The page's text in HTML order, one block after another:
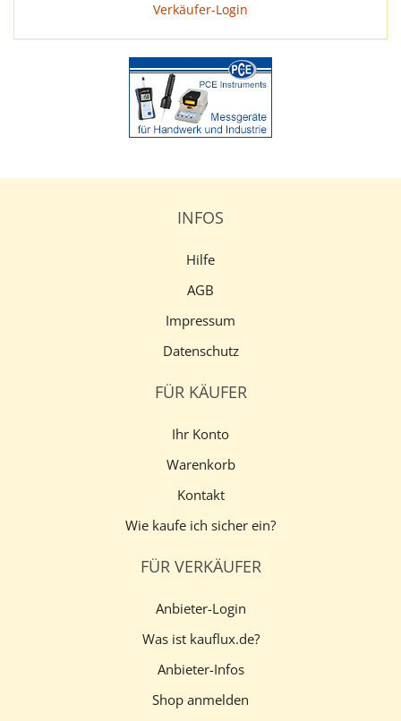
Verkäufer-Login
INFOS
Hilfe
AGB
Impressum
Datenschutz
FÜR KÄUFER
Ihr Konto
Warenkorb
Kontakt
Wie kaufe ich sicher ein?
FÜR VERKÄUFER
Anbieter-Login
Was ist kauflux.de?
Anbieter-Infos
Shop anmelden